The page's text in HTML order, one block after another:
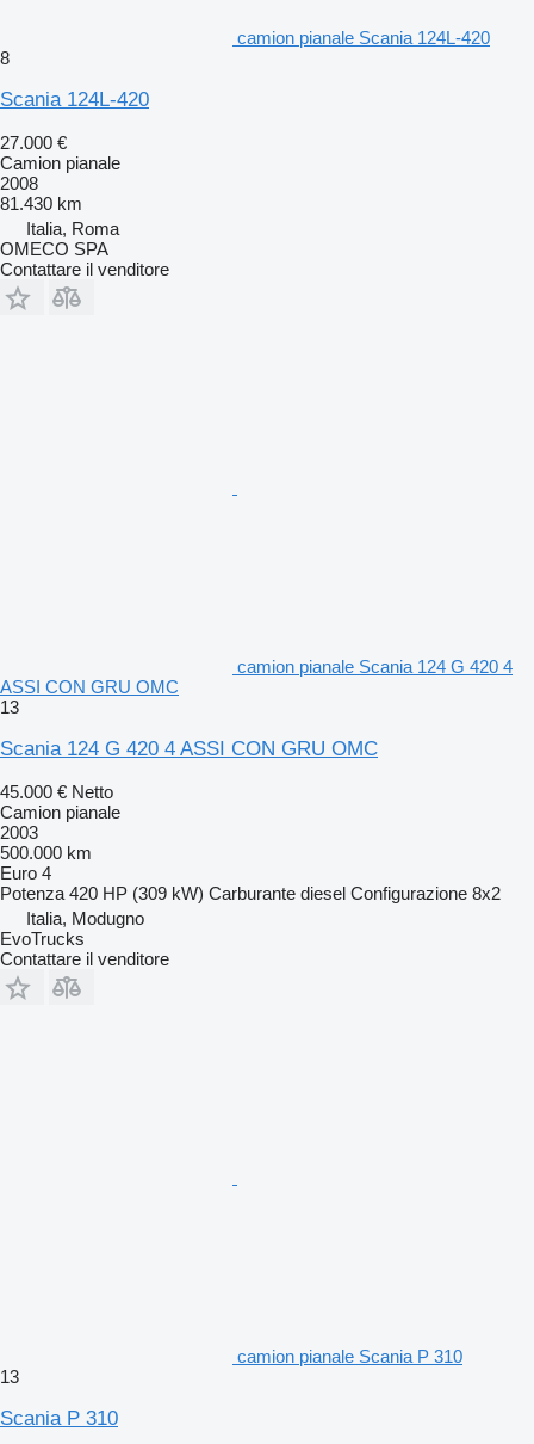
camion pianale Scania 124L-420
8
Scania 124L-420
27.000 €
Camion pianale
2008
81.430 km
Italia, Roma
OMECO SPA
Contattare il venditore
camion pianale Scania 124 G 420 4
ASSI CON GRU OMC
13
Scania 124 G 420 4 ASSI CON GRU OMC
45.000 € Netto
Camion pianale
2003
500.000 km
Euro 4
Potenza 420 HP (309 kW) Carburante diesel Configurazione 8x2
Italia, Modugno
EvoTrucks
Contattare il venditore
camion pianale Scania P 310
13
Scania P 310